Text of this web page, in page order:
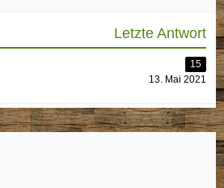
Letzte Antwort
15
13. Mai 2021